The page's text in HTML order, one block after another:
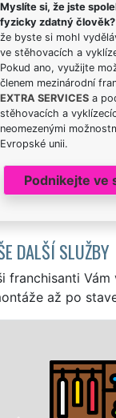
Myslíte si, že jste
fyzicky zdatný člověk?
že byste si mohl
ve stěhovacích a
Pokud ano, využijte
členem mezinárodní
EXTRA SERVICESa
stěhovacích a
neomezenými
Evropské unii.
Podnikejte ve
DALŠÍ SLUŽBY
franchisanti
až po